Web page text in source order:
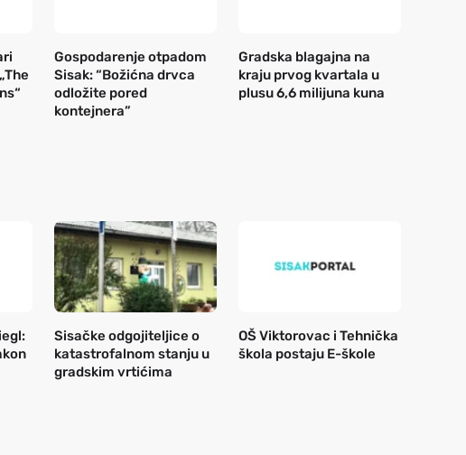
Gospodarenje otpadom
Sisak: “Božićna drvca
odložite pored
kontejnera”
Gradska blagajna na
kraju prvog kvartala u
plusu 6,6 milijuna kuna
Sisačke odgojiteljice o
katastrofalnom stanju u
gradskim vrtićima
OŠ Viktorovac i Tehnička
škola postaju E-škole